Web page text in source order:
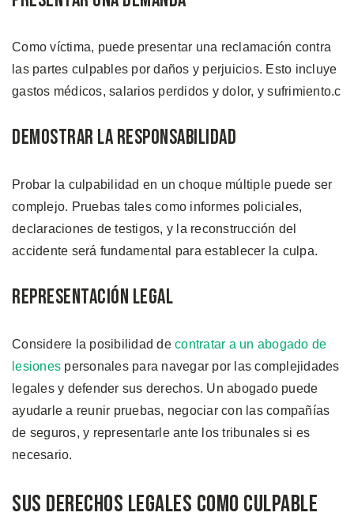
Como víctima, puede presentar una reclamación contra
las partes culpables por daños y perjuicios. Esto incluye
gastos médicos, salarios perdidos y dolor, y sufrimiento.c
Demostrar la Responsabilidad
Probar la culpabilidad en un choque múltiple puede ser
complejo. Pruebas tales como informes policiales,
declaraciones de testigos, y la reconstrucción del
accidente será fundamental para establecer la culpa.
Representación Legal
Considere la posibilidad de contratar a un abogado de
lesiones personales para navegar por las complejidades
legales y defender sus derechos. Un abogado puede
ayudarle a reunir pruebas, negociar con las compañías
de seguros, y representarle ante los tribunales si es
necesario.
Sus Derechos Legales como Culpable